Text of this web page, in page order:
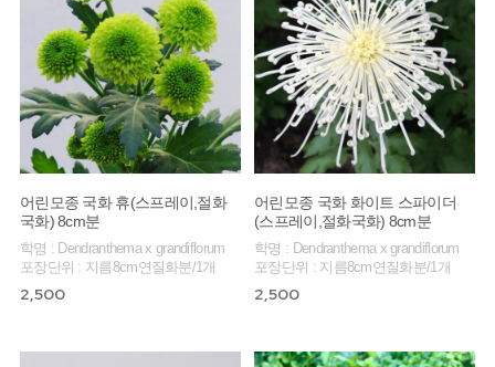
어린모종 국화 휴(스프레이,절화
국화) 8cm분
학명 : Dendranthema x grandiflorum
포장단위 : 지름8cm연질화분/1개
2,500
어린모종 국화 화이트 스파이더
(스프레이,절화국화) 8cm분
학명 : Dendranthema x grandiflorum
포장단위 : 지름8cm연질화분/1개
2,500